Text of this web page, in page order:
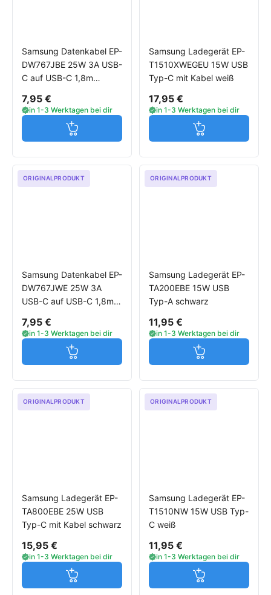
Samsung Datenkabel EP-
DW767JBE 25W 3A USB-
C auf USB-C 1,8m
7,95 €
in 1-3 Werktagen bei dir
Jetzt in den Warenkorb
Samsung Ladegerät EP-
T1510XWEGEU 15W USB
Typ-C mit Kabel weiß
17,95 €
in 1-3 Werktagen bei dir
Jetzt in den
ORIGINALPRODUKT
Samsung Datenkabel EP-
DW767JWE 25W 3A
USB-C auf USB-C 1,8m
7,95 €
in 1-3 Werktagen bei dir
Jetzt in den Warenkorb
ORIGINALPRODUKT
Samsung Ladegerät EP-
TA200EBE 15W USB
Typ-A schwarz
11,95 €
in 1-3 Werktagen bei dir
Jetzt in den
ORIGINALPRODUKT
Samsung Ladegerät EP-
TA800EBE 25W USB
Typ-C mit Kabel schwarz
15,95 €
in 1-3 Werktagen bei dir
Jetzt in den Warenkorb
ORIGINALPRODUKT
Samsung Ladegerät EP-
T1510NW 15W USB Typ-
C weiß
11,95 €
in 1-3 Werktagen bei dir
Jetzt in den